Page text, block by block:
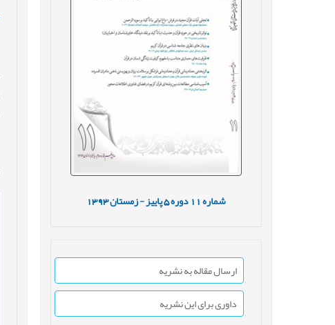
شماره دوره5 پاییز - زمستان1393
ارسال مقاله به نشریه
داوری برای این نشریه